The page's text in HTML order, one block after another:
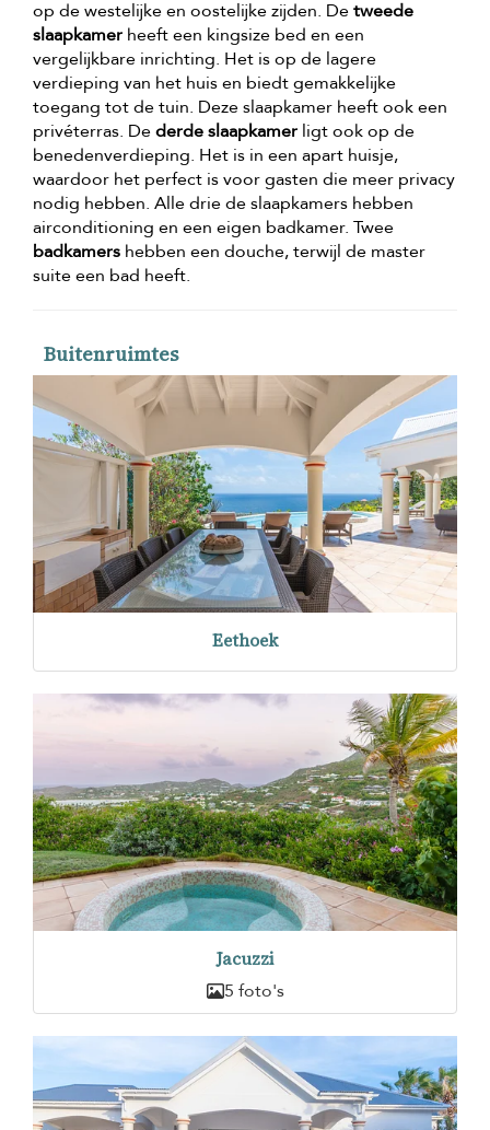
op de westelijke en oostelijke zijden. Detweede
slaapkamer heeft een kingsize bed en een
vergelijkbare inrichting. Het is op de lagere
verdieping van het huis en biedt gemakkelijke
toegang tot de tuin. Deze slaapkamer heeft ook een
privéterras. Dederde slaapkamer ligt ook op de
benedenverdieping. Het is in een apart huisje,
waardoor het perfect is voor gasten die meer privacy
nodig hebben. Alle drie de slaapkamers hebben
airconditioning en een eigen badkamer. Twee
badkamers hebben een douche, terwijl de master
suite een bad heeft.
Buitenruimtes
Eethoek
Jacuzzi
5 foto's